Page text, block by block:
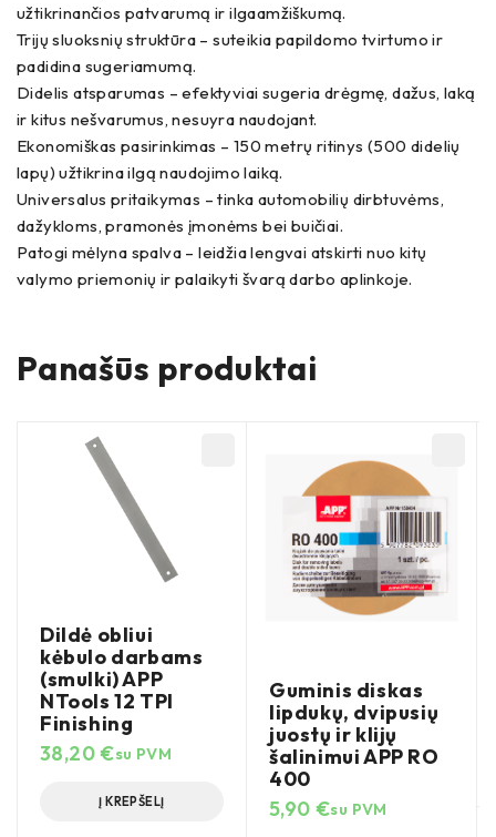
užtikrinančios patvarumą ir ilgaamžiškumą.
Trijų sluoksnių struktūra – suteikia papildomo tvirtumo ir
padidina sugeriamumą.
Didelis atsparumas – efektyviai sugeria drėgmę, dažus, laką
ir kitus nešvarumus, nesuyra naudojant.
Ekonomiškas pasirinkimas – 150 metrų ritinys (500 didelių
lapų) užtikrina ilgą naudojimo laiką.
Universalus pritaikymas – tinka automobilių dirbtuvėms,
dažykloms, pramonės įmonėms bei buičiai.
Patogi mėlyna spalva – leidžia lengvai atskirti nuo kitų
valymo priemonių ir palaikyti švarą darbo aplinkoje.
Panašūs produktai
Dildė obliui
kėbulo darbams
(smulki) APP
NTools 12 TPI
Finishing
38,20€su PVM
Į KREPŠELĮ
Guminis diskas
lipdukų, dvipusių
juostų ir klijų
šalinimui APP RO
400
5,90 €su PVM